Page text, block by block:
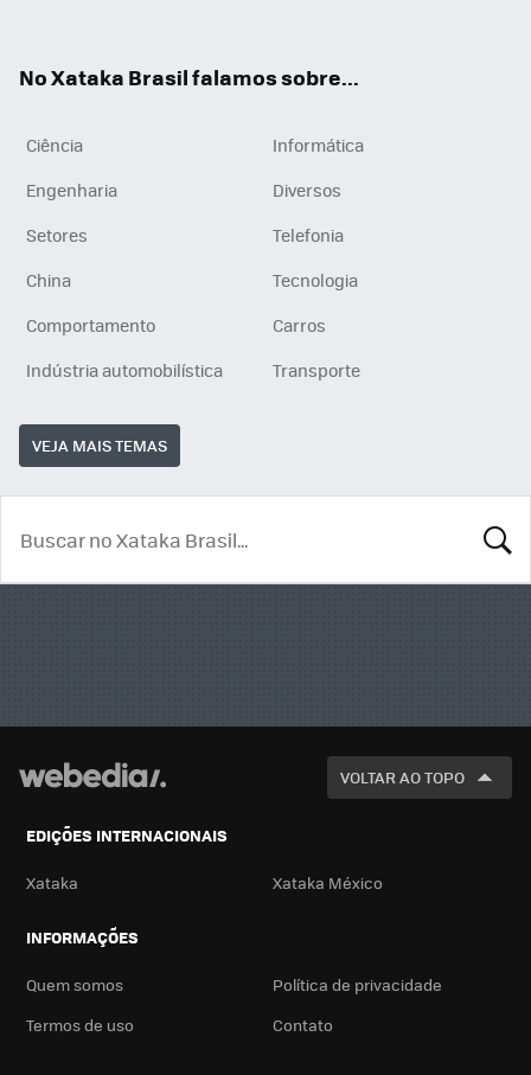
No Xataka Brasil falamos sobre...
Ciência
Informática
Engenharia
Diversos
Setores
Telefonia
China
Tecnologia
Comportamento
Carros
Indústria automobilística
Transporte
VEJA MAIS TEMAS
VOLTAR AO TOPO
EDIÇÕES INTERNACIONAIS
Xataka Xataka México
INFORMAÇÕES
Quem somos
Política de privacidade
Termos de uso
Contato